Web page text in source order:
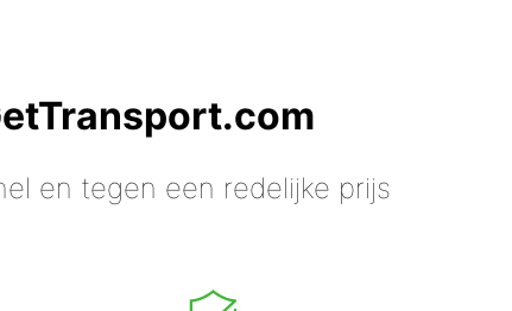
en tegen een redelijke prijs